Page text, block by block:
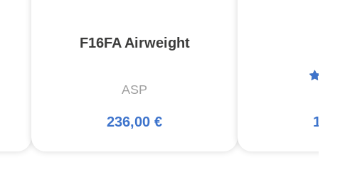
F16FA Airweight
ASP
236,00 €